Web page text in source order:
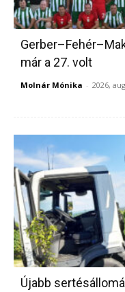
már a 27. volt
Molnár Mónika - 2026,
Újabb